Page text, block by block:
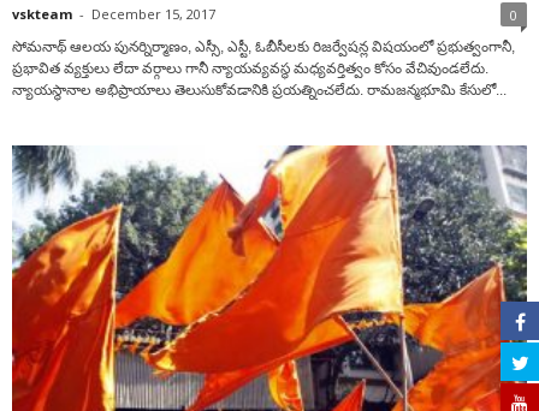
vskteam - December 15, 2017 0
సోమనాథ్‌ ఆలయ పునర్నిర్మాణం, ఎస్సీ, ఎస్టీ, ఓబీసీలకు రిజర్వేషన్ల విషయంలో ప్రభుత్వంగానీ,
ప్రభావిత వ్యక్తులు లేదా వర్గాలు గానీ న్యాయవ్యవస్థ మధ్యవర్తిత్వం కోసం వేచివుండలేదు.
న్యాయస్థానాల అభిప్రాయాలు తెలుసుకోవడానికి ప్రయత్నించలేదు. రామజన్మభూమి కేసులో...